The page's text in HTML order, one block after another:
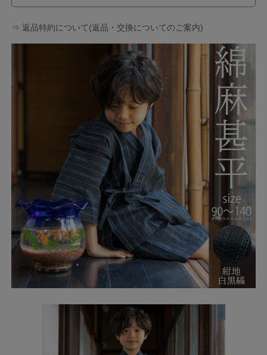
⇒ 返品特約について(返品・交換についてのご案内)